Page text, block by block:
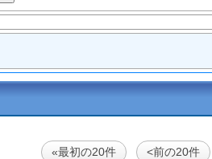
«最初の20件 <前の20件